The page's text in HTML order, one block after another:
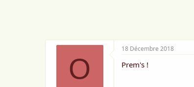
O
18 Décembre 2018
Prem's !